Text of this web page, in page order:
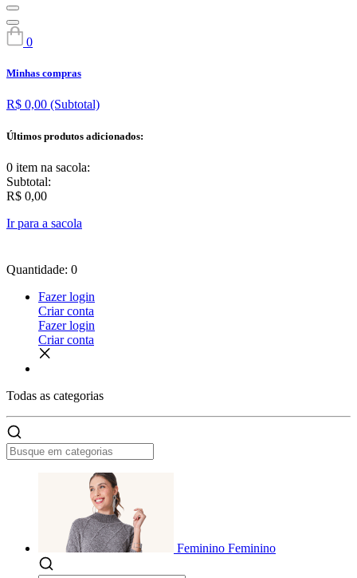
0
Minhas compras
R$ 0,00 (Subtotal)
Últimos produtos adicionados:
0 item na sacola:
Subtotal:
R$ 0,00
Ir para a sacola
Quantidade: 0
Fazer login
Criar conta
Fazer login
Criar conta
Todas as categorias
Feminino Feminino